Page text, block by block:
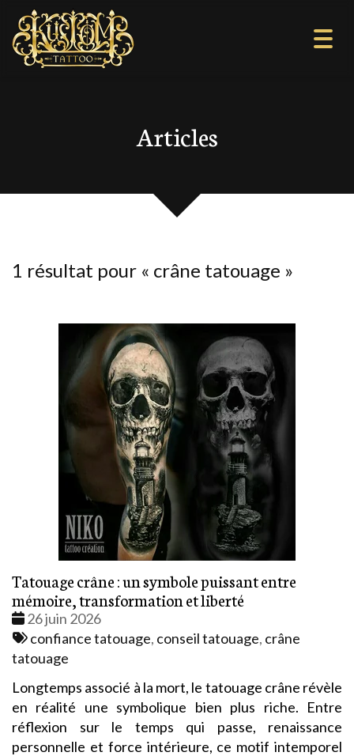
Articles
1 résultat pour « crâne tatouage »
Tatouage crâne : un symbole puissant entre
mémoire, transformation et liberté
Date
:
26 juin 2026
Tags
:
confiance tatouage, conseil tatouage, crâne
tatouage
Longtemps associé à la mort, le tatouage crâne révèle
en réalité une symbolique bien plus riche. Entre
réflexion sur le temps qui passe, renaissance
personnelle et force intérieure, ce motif intemporel